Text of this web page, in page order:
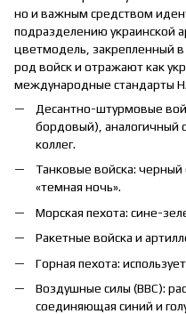
но и важным средством
подразделению украинской
цветмодель, закрепленный
род войск и отражают как
международные стандарты
Десантно-штурмовые
бордовый), аналогичный
коллег.
Танковые войска:
«темная ночь».
Морская пехота: сине-
Ракетные войска и
Горная пехота:
Воздушные силы (ВВС):
соединяющая синий и